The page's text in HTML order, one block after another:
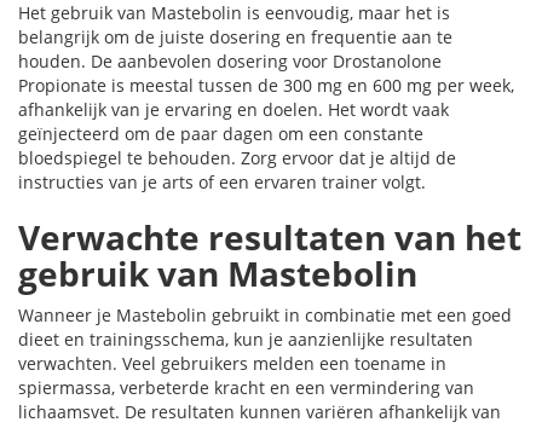
Het gebruik van Mastebolin is eenvoudig, maar het is
belangrijk om de juiste dosering en frequentie aan te
houden. De aanbevolen dosering voor Drostanolone
Propionate is meestal tussen de 300 mg en 600 mg per week,
afhankelijk van je ervaring en doelen. Het wordt vaak
geïnjecteerd om de paar dagen om een constante
bloedspiegel te behouden. Zorg ervoor dat je altijd de
instructies van je arts of een ervaren trainer volgt.
Verwachte resultaten van het
gebruik van Mastebolin
Wanneer je Mastebolin gebruikt in combinatie met een goed
dieet en trainingsschema, kun je aanzienlijke resultaten
verwachten. Veel gebruikers melden een toename in
spiermassa, verbeterde kracht en een vermindering van
lichaamsvet. De resultaten kunnen variëren afhankelijk van